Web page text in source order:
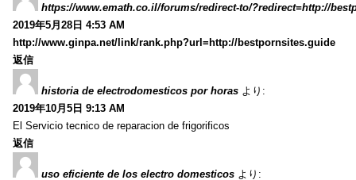
https://www.emath.co.il/forums/redirect-to/?redirect=http://
2019年5月28日 4:53 AM
http://www.ginpa.net/link/rank.php?url=http://bestpornsites.guide
返信
historia de electrodomesticos por horas より:
2019年10月5日 9:13 AM
El Servicio tecnico de reparacion de frigorificos
返信
uso eficiente de los electro domesticos より: